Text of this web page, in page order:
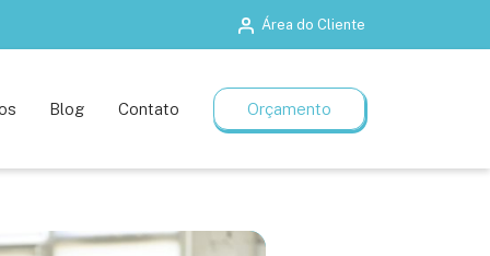
Área do Cliente
Planos flexíveis
Blog Contato Orçamento